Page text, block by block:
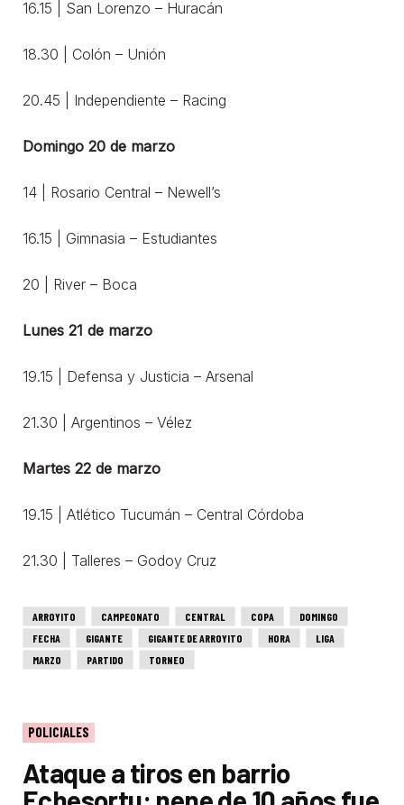
16.15 | San Lorenzo – Huracán
18.30 | Colón – Unión
20.45 | Independiente – Racing
Domingo 20 de marzo
14 | Rosario Central – Newell’s
16.15 | Gimnasia – Estudiantes
20 | River – Boca
Lunes 21 de marzo
19.15 | Defensa y Justicia – Arsenal
21.30 | Argentinos – Vélez
Martes 22 de marzo
19.15 | Atlético Tucumán – Central Córdoba
21.30 | Talleres – Godoy Cruz
ARROYITO CAMPEONATO CENTRAL COPA
DOMINGO
FECHA
GIGANTE GIGANTE DE ARROYITO HORA
LIGA
MARZO
PARTIDO TORNEO